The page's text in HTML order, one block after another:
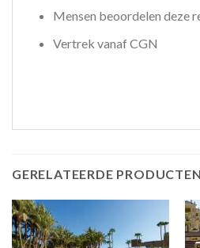
Mensen beoordelen deze
Vertrek vanaf CGN
GERELATEERDE PRODUCTEN